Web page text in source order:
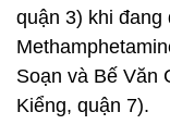
quận 3) khi đang
Soạn và Bế Văn
Kiểng, quận 7).